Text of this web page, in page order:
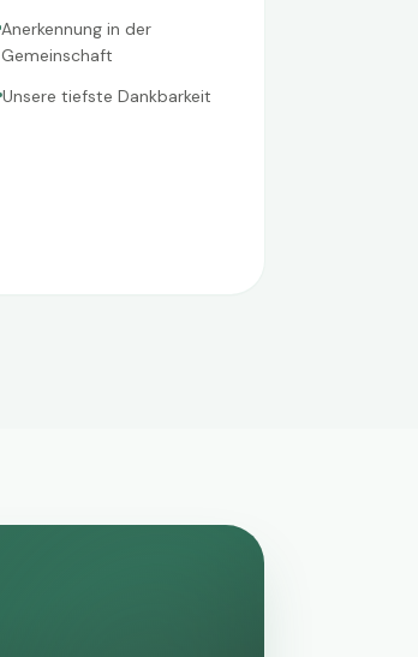
Anerkennung in der
Gemeinschaft
Unsere tiefste Dankbarkeit